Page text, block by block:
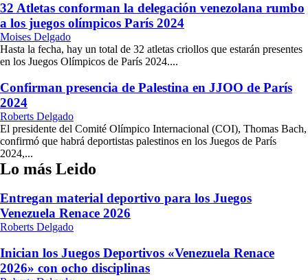
32 Atletas conforman la delegación venezolana rumbo
a los juegos olímpicos París 2024
Moises Delgado
Hasta la fecha, hay un total de 32 atletas criollos que estarán presentes
en los Juegos Olímpicos de París 2024....
Confirman presencia de Palestina en JJOO de París
2024
Roberts Delgado
El presidente del Comité Olímpico Internacional (COI), Thomas Bach,
confirmó que habrá deportistas palestinos en los Juegos de París
2024,...
Lo más Leido
Entregan material deportivo para los Juegos
Venezuela Renace 2026
Roberts Delgado
Inician los Juegos Deportivos «Venezuela Renace
2026» con ocho disciplinas